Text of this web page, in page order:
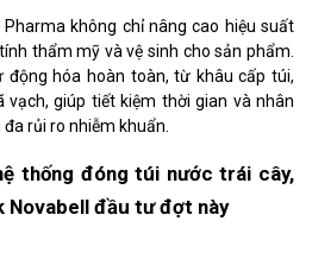
không chỉ nâng cao hiệu suất
thẩm mỹ và vệ sinh cho sản phẩm.
hóa hoàn toàn, từ khâu cấp túi,
vạch, giúp tiết kiệm thời gian và nhân
rủi ro nhiễm khuẩn.
thống đóng túi nước trái cây,
đầu tư đợt này